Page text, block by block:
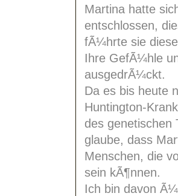
Martina hatte
entschlossen,
fÃ¼hrte sie
Ihre GefÃ¼hle
ausgedrÃ¼ckt.
Da es bis heute
Huntington-
des genetischen
glaube, dass
Menschen, die
sein kÃ¶nnen.
Ich bin davon